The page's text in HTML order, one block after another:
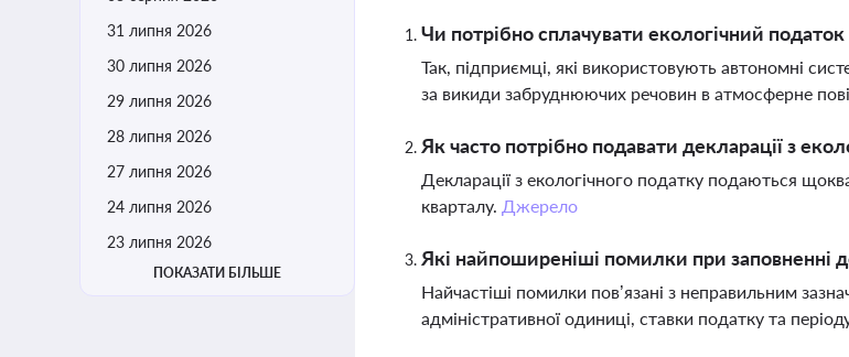
31 липня 2026
30 липня 2026
29 липня 2026
28 липня 2026
27 липня 2026
24 липня 2026
23 липня 2026
ПОКАЗАТИ БІЛЬШЕ
Чи потрібно сплачувати екологічний
Так, підприємці, які використовують автономні
за викиди забруднюючих речовин в атмосферне
Як часто потрібно подавати декларації з
Декларації з екологічного податку подаються
кварталу. Джерело
Які найпоширеніші помилки при заповненні
Найчастіші помилки пов’язані з неправильним
адміністративної одиниці, ставки податку та